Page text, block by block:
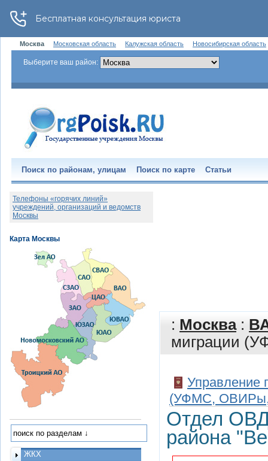
Москва Московская область Калужская область Новосибирская область
Выберите ваш район:
Поиск по районам, улицам Поиск по карте Статьи
: Москва:
миграции
Управление
(УФМС, ОВИРы,
Отдел
района
Телефоны «горячих линий»
учреждений, организаций и ведомств
Москвы
ЖКХ